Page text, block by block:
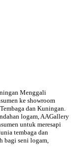
Menggali
ke showroom
dan Kuningan.
logam, AAGallery
untuk meresapi
tembaga dan
bagi seni logam,